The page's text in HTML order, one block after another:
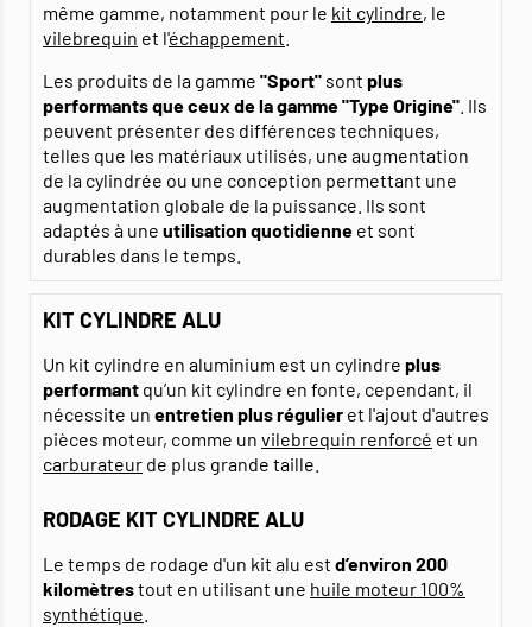
même gamme, notamment pour le kit cylindre, le
vilebrequin et l'échappement
Les produits de la gamme "Sport" sont plus
performants que ceux de la gamme "Type Origine" . Ils
peuvent présenter des différences techniques,
telles que les matériaux utilisés, une augmentation
de la cylindrée ou une conception permettant une
augmentation globale de la puissance. Ils sont
adaptés à une utilisation quotidienne et sont
durables dans le temps.
KIT CYLINDRE ALU
Un kit cylindre en aluminium est un cylindre plus
performant qu’un kit cylindre en fonte, cependant, il
nécessite un entretien plus régulier et l'ajout d'autres
pièces moteur, comme un vilebrequin renforcé et un
carburateur de plus grande taille.
RODAGE KIT CYLINDRE ALU
Le temps de rodage d'un kit alu est d’environ 200
kilomètrestout en utilisant une huile moteur 100%
synthétique